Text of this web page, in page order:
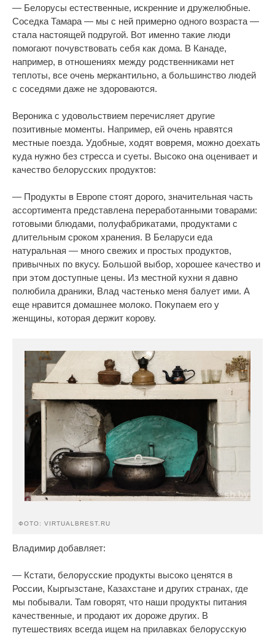
— Белорусы естественные, искренние и дружелюбные.
Соседка Тамара — мы с ней примерно одного возраста —
стала настоящей подругой. Вот именно такие люди
помогают почувствовать себя как дома. В Канаде,
например, в отношениях между родственниками нет
теплоты, все очень меркантильно, а большинство людей
с соседями даже не здороваются.
Вероника с удовольствием перечисляет другие
позитивные моменты. Например, ей очень нравятся
местные поезда. Удобные, ходят вовремя, можно доехать
куда нужно без стресса и суеты. Высоко она оценивает и
качество белорусских продуктов:
— Продукты в Европе стоят дорого, значительная часть
ассортимента представлена переработанными товарами:
готовыми блюдами, полуфабрикатами, продуктами с
длительным сроком хранения. В Беларуси еда
натуральная — много свежих и простых продуктов,
привычных по вкусу. Большой выбор, хорошее качество и
при этом доступные цены. Из местной кухни я давно
полюбила драники, Влад частенько меня балует ими. А
еще нравится домашнее молоко. Покупаем его у
женщины, которая держит корову.
ФОТО: VIRTUALBREST.RU
Владимир добавляет:
— Кстати, белорусские продукты высоко ценятся в
России, Кыргызстане, Казахстане и других странах, где
мы побывали. Там говорят, что наши продукты питания
качественные, и продают их дороже других. В
путешествиях всегда ищем на прилавках белорусскую